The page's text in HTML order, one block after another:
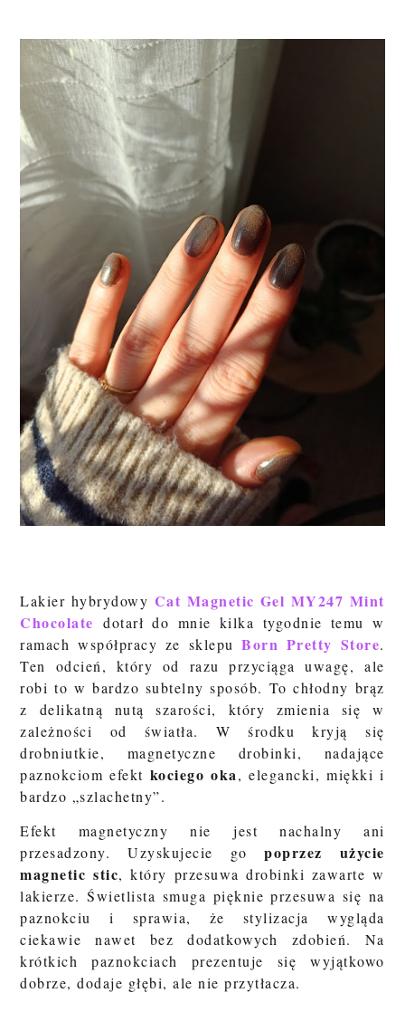
Lakier hybrydowy Cat Magnetic Gel MY247 Mint
Chocolate dotarł do mnie kilka tygodnie temu w
ramach współpracy ze sklepuBorn Pretty Store.
Ten odcień, który od razu przyciąga uwagę, ale
robi to w bardzo subtelny sposób. To chłodny brąz
z delikatną nutą szarości, który zmienia się w
zależności od światła. W środku kryją się
drobniutkie, magnetyczne drobinki, nadające
paznokciom efekt kociego oka, elegancki, miękki i
bardzo „szlachetny”.
Efekt magnetyczny nie jest nachalny ani
przesadzony. Uzyskujecie gopoprzez użycie
magnetic stic, który przesuwa drobinki zawarte w
lakierze. Świetlista smuga pięknie przesuwa się na
paznokciu i sprawia, że stylizacja wygląda
ciekawie nawet bez dodatkowych zdobień. Na
krótkich paznokciach prezentuje się wyjątkowo
dobrze, dodaje głębi, ale nie przytłacza.